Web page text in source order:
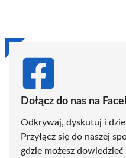
(Twitter)
Dołącz do nas na
Odkrywaj, dyskutuj i
Przyłącz się do naszej
gdzie możesz